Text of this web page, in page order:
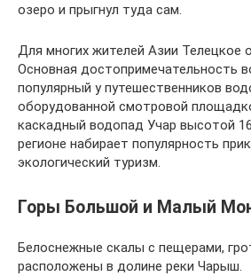
озеро и прыгнул туда сам.
Для многих жителей Азии Телецкое
Основная достопримечательность
популярный у путешественников
оборудованной смотровой
каскадный водопад Учар высотой
регионе набирает популярность
экологический туризм.
Горы Большой и Малый
Белоснежные скалы с пещерами,
расположены в долине реки Чарыш.